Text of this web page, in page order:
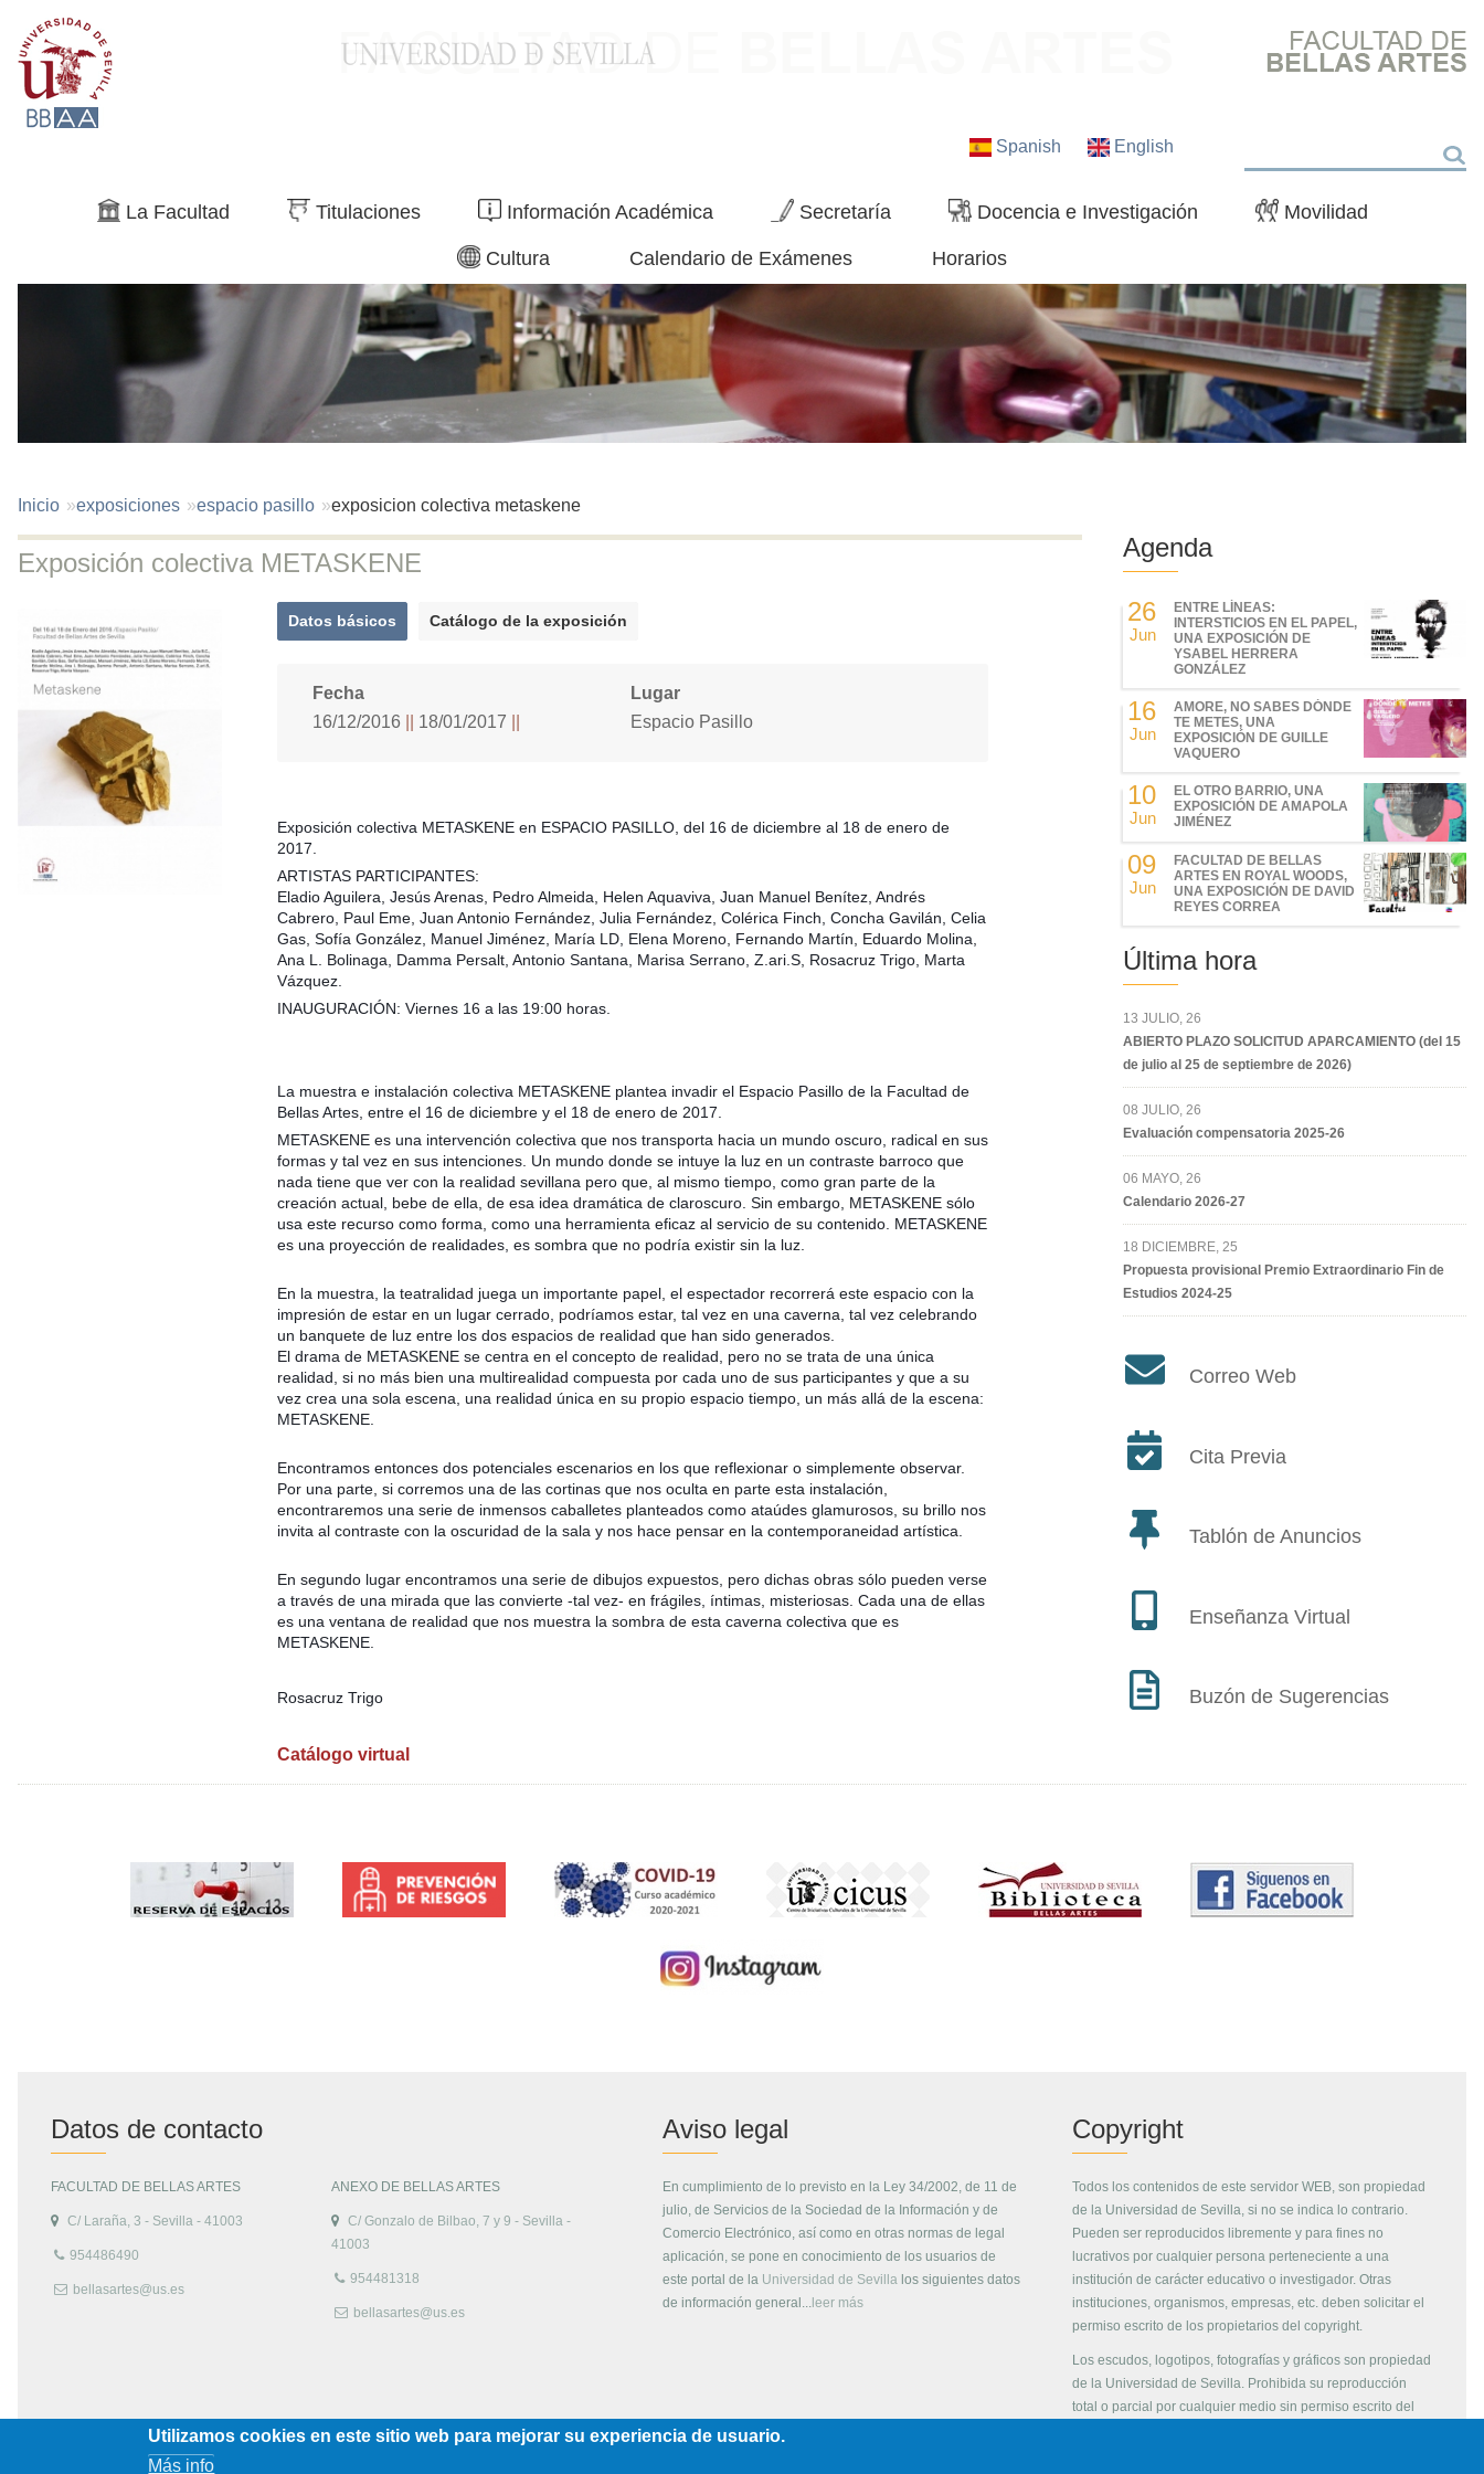
Spanish English
Buscar La Facultad Titulaciones Información Académica Secretaría Docencia e Investigación
Movilidad
Cultura
Calendario de Exámenes Horarios
You
here:
Inicio exposiciones espacio pasillo exposicion colectiva metaskene
Exposición colectiva METASKENE
Datos básicos
(solapa
Catálogo de la exposición
Fecha
16/12/2016
18/01/2017
Lugar
Espacio Pasillo
Exposición colectiva METASKENE en ESPACIO PASILLO, del 16 de diciembre al 18 de enero de
2017.
ARTISTAS PARTICIPANTES:
Eladio Aguilera, Jesús Arenas, Pedro Almeida, Helen Aquaviva, Juan Manuel Benítez, Andrés
Cabrero, Paul Eme, Juan Antonio Fernández, Julia Fernández, Colérica Finch, Concha Gavilán, Celia
Gas, Sofía González, Manuel Jiménez, María LD, Elena Moreno, Fernando Martín, Eduardo Molina,
Ana L. Bolinaga, Damma Persalt, Antonio Santana, Marisa Serrano, Z.ari.S, Rosacruz Trigo, Marta
Vázquez.
INAUGURACIÓN: Viernes 16 a las 19:00 horas.
La muestra e instalación colectiva METASKENE plantea invadir el Espacio Pasillo de la Facultad de
Bellas Artes, entre el 16 de diciembre y el 18 de enero de 2017.
METASKENE es una intervención colectiva que nos transporta hacia un mundo oscuro, radical en sus
formas y tal vez en sus intenciones. Un mundo donde se intuye la luz en un contraste barroco que
nada tiene que ver con la realidad sevillana pero que, al mismo tiempo, como gran parte de la
creación actual, bebe de ella, de esa idea dramática de claroscuro. Sin embargo, METASKENE sólo
usa este recurso como forma, como una herramienta eficaz al servicio de su contenido. METASKENE
es una proyección de realidades, es sombra que no podría existir sin la luz.
En la muestra, la teatralidad juega un importante papel, el espectador recorrerá este espacio con la
impresión de estar en un lugar cerrado, podríamos estar, tal vez en una caverna, tal vez celebrando
un banquete de luz entre los dos espacios de realidad que han sido generados.
El drama de METASKENE se centra en el concepto de realidad, pero no se trata de una única
realidad, si no más bien una multirealidad compuesta por cada uno de sus participantes y que a su
vez crea una sola escena, una realidad única en su propio espacio tiempo, un más allá de la escena:
METASKENE.
Encontramos entonces dos potenciales escenarios en los que reflexionar o simplemente observar.
Por una parte, si corremos una de las cortinas que nos oculta en parte esta instalación,
encontraremos una serie de inmensos caballetes planteados como ataúdes glamurosos, su brillo nos
invita al contraste con la oscuridad de la sala y nos hace pensar en la contemporaneidad artística.
En segundo lugar encontramos una serie de dibujos expuestos, pero dichas obras sólo pueden verse
a través de una mirada que las convierte -tal vez- en frágiles, íntimas, misteriosas. Cada una de ellas
es una ventana de realidad que nos muestra la sombra de esta caverna colectiva que es
METASKENE.
Rosacruz Trigo
Catálogo virtual
Agenda
26
Jun
ENTRE LÍNEAS:
INTERSTICIOS EN EL PAPEL,
UNA EXPOSICIÓN DE
YSABEL HERRERA
GONZÁLEZ
16
Jun
AMORE, NO SABES DÓNDE
TE METES, UNA
EXPOSICIÓN DE GUILLE
VAQUERO
10
Jun
EL OTRO BARRIO, UNA
EXPOSICIÓN DE AMAPOLA
JIMÉNEZ
09
Jun
FACULTAD DE BELLAS
ARTES EN ROYAL WOODS,
UNA EXPOSICIÓN DE DAVID
REYES CORREA
Última hora
13 JULIO, 26
ABIERTO PLAZO SOLICITUD APARCAMIENTO (del 15
de julio al 25 de septiembre de 2026)
08 JULIO, 26
Evaluación compensatoria 2025-26
06 MAYO, 26
Calendario 2026-27
18 DICIEMBRE, 25
Propuesta provisional Premio Extraordinario Fin de
Estudios 2024-25
Correo Web
Cita Previa
Tablón de Anuncios
Enseñanza Virtual
Buzón de Sugerencias
Datos de contacto
FACULTAD DE BELLAS ARTES
C/ Laraña, 3 - Sevilla - 41003
954486490
bellasartes@us.es
ANEXO DE BELLAS ARTES
C/ Gonzalo de Bilbao, 7 y 9 - Sevilla -
41003
954481318
bellasartes@us.es
Aviso legal
En cumplimiento de lo previsto en la Ley 34/2002, de 11 de
julio, de Servicios de la Sociedad de la Información y de
Comercio Electrónico, así como en otras normas de legal
aplicación, se pone en conocimiento de los usuarios de
este portal de la Universidad de Sevilla los siguientes datos
de información general... leer más
Copyright
Todos los contenidos de este servidor WEB, son propiedad
de la Universidad de Sevilla, si no se indica lo contrario.
Pueden ser reproducidos libremente y para fines no
lucrativos por cualquier persona perteneciente a una
institución de carácter educativo o investigador. Otras
instituciones, organismos, empresas, etc. deben solicitar el
permiso escrito de los propietarios del copyright.
Los escudos, logotipos, fotografías y gráficos son propiedad
de la Universidad de Sevilla. Prohibida su reproducción
total o parcial por cualquier medio sin permiso escrito del
Utilizamos cookies en este sitio web para mejorar su experiencia de usuario.
Más info